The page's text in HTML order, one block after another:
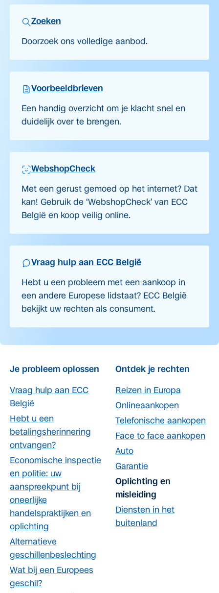
Zoeken
Doorzoek ons volledige aanbod.
Voorbeeldbrieven
Een handig overzicht om je klacht snel en
duidelijk over te brengen.
WebshopCheck
Met een gerust gemoed op het internet? Dat
kan! Gebruik de ‘WebshopCheck’ van ECC
België en koop veilig online.
Vraag hulp aan ECC België
Hebt u een probleem met een aankoop in
een andere Europese lidstaat? ECC België
bekijkt uw rechten als consument.
Je probleem oplossen
Vraag hulp aan ECC
België
Hebt u een
betalingsherinnering
ontvangen?
Economische inspectie
en politie: uw
aanspreekpunt bij
oneerlijke
handelspraktijken en
oplichting
Alternatieve
geschillenbeslechting
Wat bij een Europees
geschil?
Ontdek je rechten
Reizen in Europa
Onlineaankopen
Telefonische aankopen
Face to face aankopen
Auto
Garantie
Oplichting en
misleiding
Diensten in het
buitenland